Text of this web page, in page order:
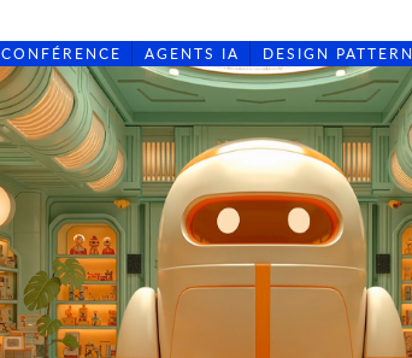
CONFÉRENCE AGENTS IA DESIGN PATTERN